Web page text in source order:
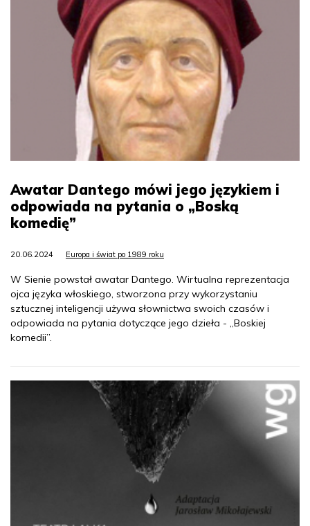
Awatar Dantego mówi jego językiem i
odpowiada na pytania o „Boską
komedię”
20.06.2024 Europa i świat po 1989 roku
W Sienie powstał awatar Dantego. Wirtualna reprezentacja
ojca języka włoskiego, stworzona przy wykorzystaniu
sztucznej inteligencji używa słownictwa swoich czasów i
odpowiada na pytania dotyczące jego dzieła - „Boskiej
komedii”.